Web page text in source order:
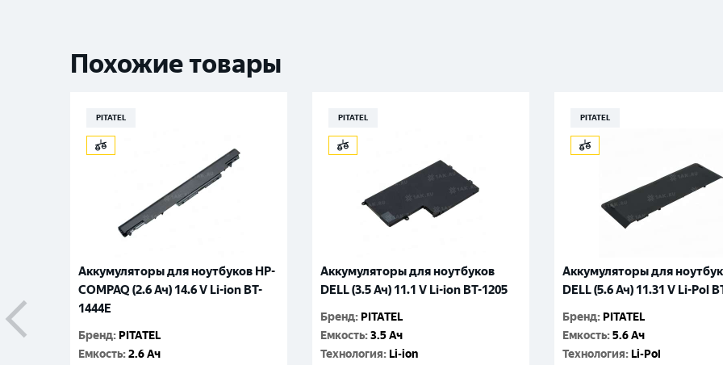
Похожие товары
PITATEL
Аккумуляторы для ноутбуков HP-
COMPAQ (2.6 Ач) 14.6 V Li-ion BT-
1444E
Бренд: PITATEL
Емкость:2.6 Ач
PITATEL
Аккумуляторы для ноутбуков
DELL (3.5 Ач) 11.1 V Li-ion BT-1205
Бренд: PITATEL
Емкость:3.5 Ач
Технология: Li-ion
PITATEL
Аккумуляторы для
DELL (5.6 Ач) 11.31 V Li-Pol
Бренд: PITATEL
Емкость:5.6 Ач
Технология: Li-Pol